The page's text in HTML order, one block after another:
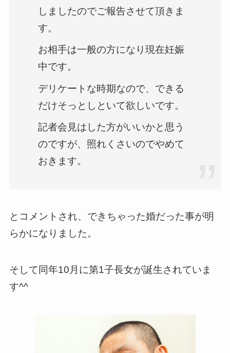
しましたのでご報告させて頂きま
す。
お相手は一般の方になり現在妊娠
中です。
デリケートな時期なので、できる
だけそっとしといて欲しいです。
記者会見はした方がいいかと思う
のですが、照れくさいのでやめて
おきます。
とコメントされ、できちゃった婚だった事が明
らかになりました。
そして同年10月に第1子長女が誕生されていま
す^^